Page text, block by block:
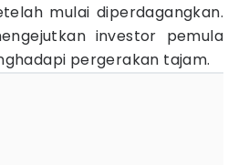
mulai diperdagangkan.
investor pemula
pergerakan tajam.